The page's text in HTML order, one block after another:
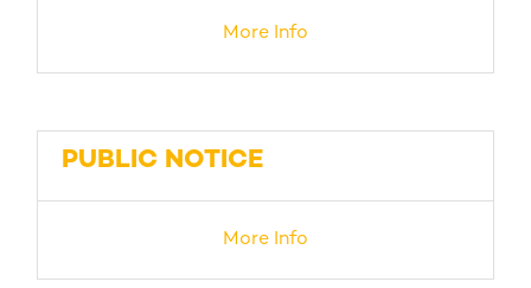
More Info
PUBLIC NOTICE
More Info